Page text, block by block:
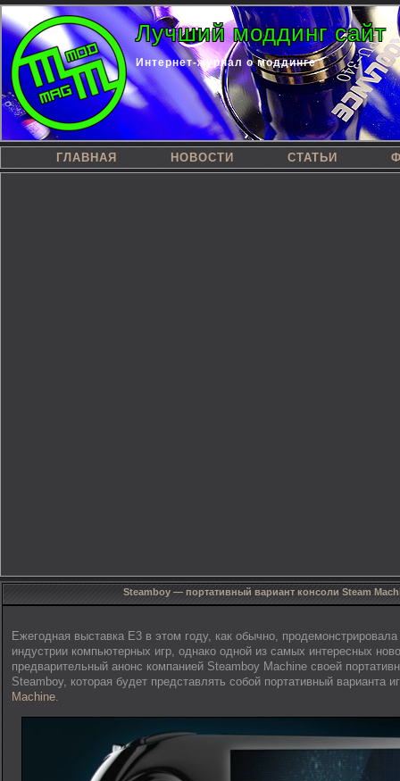
Лучший моддинг сайт
Интернет-журнал о моддинге
ГЛАВНАЯ НОВОСТИ СТАТЬИ
Steamboy — портативный вариант консоли Steam
Ежегодная выставка E3 в этом году, как обычно,
индустрии компьютерных игр, однако одной из самых интересных
предварительный анонс компанией Steamboy Machine своей
Steamboy, которая будет представлять собой портативный варианта
Machine.